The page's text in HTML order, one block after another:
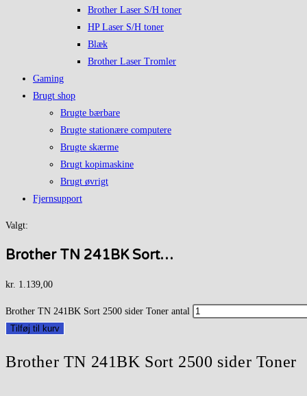
Brother Laser S/H toner
HP Laser S/H toner
Blæk
Brother Laser Tromler
Gaming
Brugt shop
Brugte bærbare
Brugte stationære computere
Brugte skærme
Brugt kopimaskine
Brugt øvrigt
Fjernsupport
Valgt:
Brother TN 241BK Sort…
kr. 1.139,00
Brother TN 241BK Sort 2500 sider Toner antal
Tilføj til kurv
Brother TN 241BK Sort 2500 sider Toner